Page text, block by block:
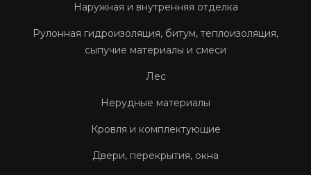
Наружная и внутренняя отделка
Рулонная гидроизоляция, битум, теплоизоляция,
сыпучие материалы и смеси
Лес
Нерудные материалы
Кровля и комплектующие
Двери, перекрытия, окна